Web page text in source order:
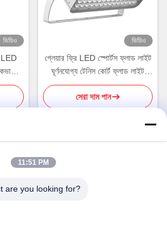
ভিডিও
LED
ভিডিও
গ্লেয়ার ফ্রি LED স্পোর্টস ফ্লাড লাইট
ঘূর্ণনযোগ্য টেনিস কোর্ট ফ্লাড লাইট
150W
সেরা দাম পান
11:51 PM
are you looking for?